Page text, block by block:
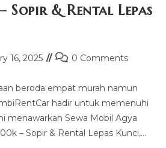
& Rental Lepas
16, 2025
Post0 Comments
beroda empat murah namun
hadir untuk memenuhi
menawarkan Sewa Mobil Agya
– Sopir & Rental Lepas Kunci,…